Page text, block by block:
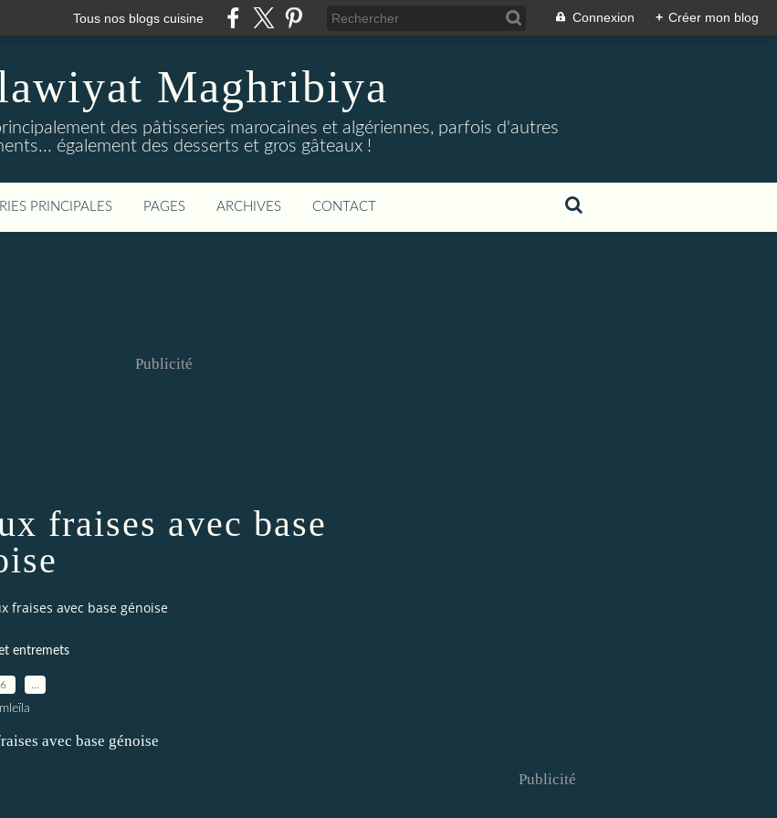
Tous nos blogs cuisine Connexion + Créer mon blog
Maghribiya
des pâtisseries marocaines et algériennes, parfois d'autres
également des desserts et gros gâteaux !
PRINCIPALES PAGES ARCHIVES CONTACT
Publicité
fraises avec base
fraises avec base génoise
entremets
Publicité